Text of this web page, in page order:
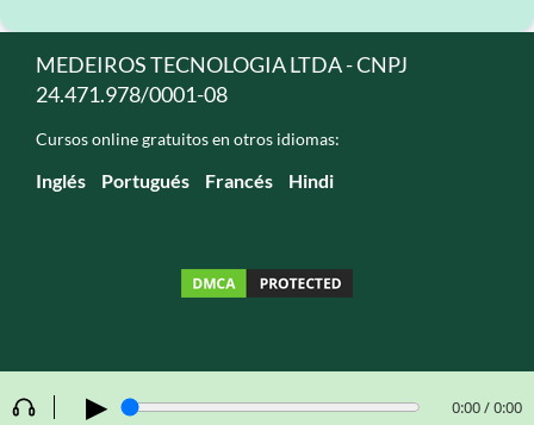
▶ 0:00 / 0:00
MEDEIROS TECNOLOGIA LTDA - CNPJ
24.471.978/0001-08
Cursos online gratuitos en otros idiomas:
Inglés Portugués Francés Hindi